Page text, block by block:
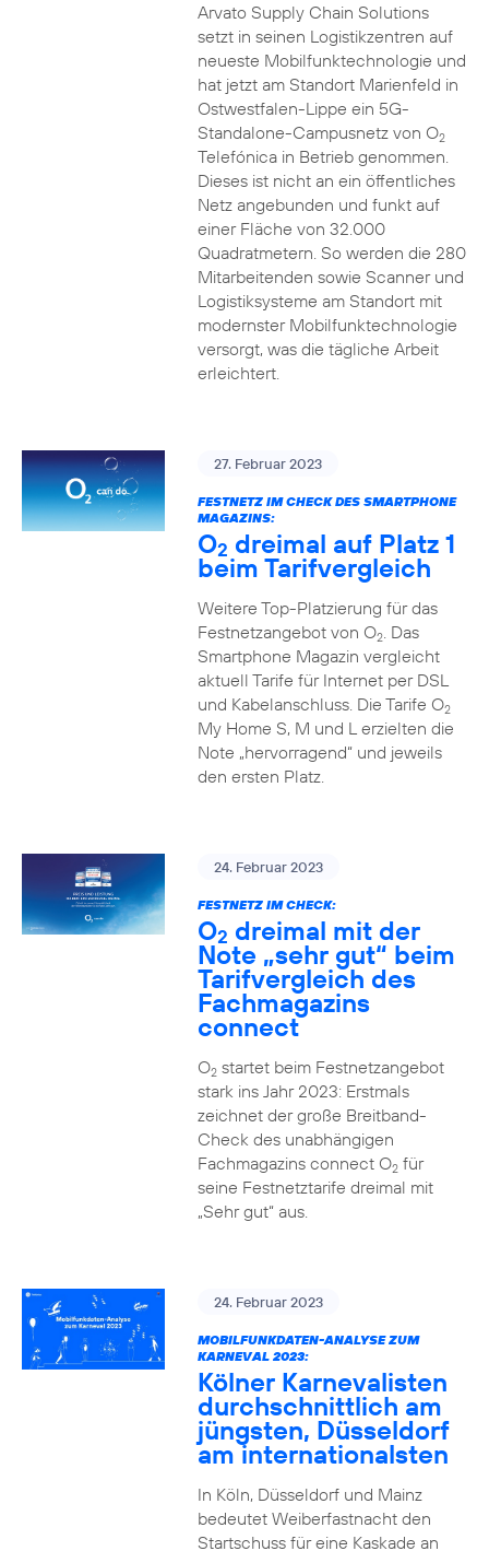
Arvato Supply Chain Solutions
setzt in seinen Logistikzentren auf
neueste Mobilfunktechnologie und
hat jetzt am Standort Marienfeld in
Ostwestfalen-Lippe ein 5G-
Standalone-Campusnetz von O2
Telefónica in Betrieb genommen.
Dieses ist nicht an ein öffentliches
Netz angebunden und funkt auf
einer Fläche von 32.000
Quadratmetern. So werden die 280
Mitarbeitenden sowie Scanner und
Logistiksysteme am Standort mit
modernster Mobilfunktechnologie
versorgt, was die tägliche Arbeit
erleichtert.
27. Februar 2023
FESTNETZ IM CHECK DES SMARTPHONE
MAGAZINS:
O2 dreimal auf Platz 1
beim Tarifvergleich
Weitere Top-Platzierung für das
Festnetzangebot von O2. Das
Smartphone Magazin vergleicht
aktuell Tarife für Internet per DSL
und Kabelanschluss. Die Tarife O2
My Home S, M und L erzielten die
Note „hervorragend“ und jeweils
den ersten Platz.
24. Februar 2023
FESTNETZ IM CHECK:
O2 dreimal mit der
Note „sehr gut“ beim
Tarifvergleich des
Fachmagazins
connect
O2startet beim Festnetzangebot
stark ins Jahr 2023: Erstmals
zeichnet der große Breitband-
Check des unabhängigen
Fachmagazins connect O2für
seine Festnetztarife dreimal mit
„Sehr gut“ aus.
24. Februar 2023
MOBILFUNKDATEN-ANALYSE ZUM
KARNEVAL 2023:
Kölner Karnevalisten
durchschnittlich am
jüngsten, Düsseldorf
am internationalsten
In Köln, Düsseldorf und Mainz
bedeutet Weiberfastnacht den
Startschuss für eine Kaskade an